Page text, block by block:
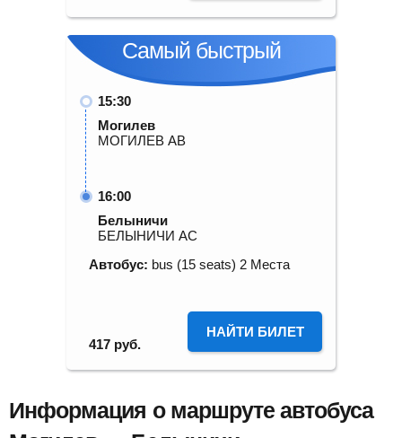
Самый быстрый
15:30
Могилев
МОГИЛЕВ АВ
16:00
Белыничи
БЕЛЫНИЧИ АС
Автобус: bus (15 seats) 2 Места
417 руб.
НАЙТИ БИЛЕТ
Информация о маршруте автобуса